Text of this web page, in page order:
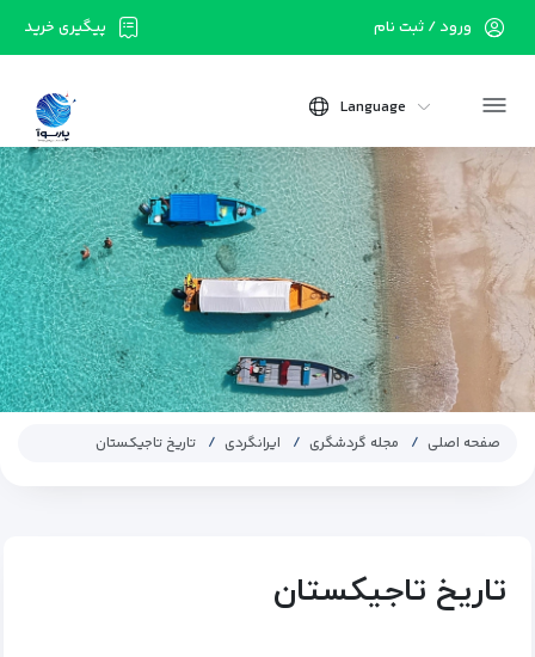
پیگیری خرید ورود / ثبت نام
Language
صفحه اصلی مجله گردشگری ایرانگردی تاریخ تاجیکستان
تاریخ تاجیکستان